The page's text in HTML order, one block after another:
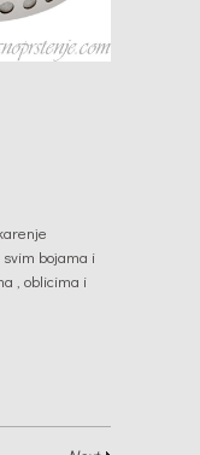
bojama i
, oblicima i